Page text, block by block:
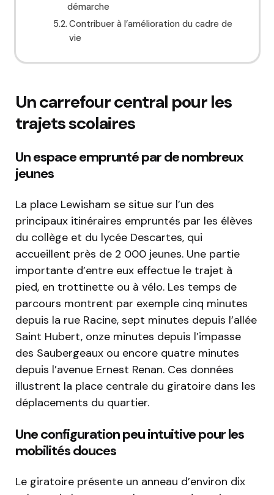
démarche
Contribuer à l’amélioration du cadre de
vie
Un carrefour central pour les
trajets scolaires
Un espace emprunté par de nombreux
jeunes
La place Lewisham se situe sur l’un des
principaux itinéraires empruntés par les élèves
du collège et du lycée Descartes, qui
accueillent près de 2 000 jeunes. Une partie
importante d’entre eux effectue le trajet à
pied, en trottinette ou à vélo. Les temps de
parcours montrent par exemple cinq minutes
depuis la rue Racine, sept minutes depuis l’allée
Saint Hubert, onze minutes depuis l’impasse
des Saubergeaux ou encore quatre minutes
depuis l’avenue Ernest Renan. Ces données
illustrent la place centrale du giratoire dans les
déplacements du quartier.
Une configuration peu intuitive pour les
mobilités douces
Le giratoire présente un anneau d’environ dix